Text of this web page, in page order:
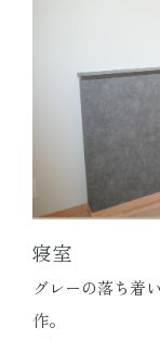
寝室
グレーの落ち着
作。